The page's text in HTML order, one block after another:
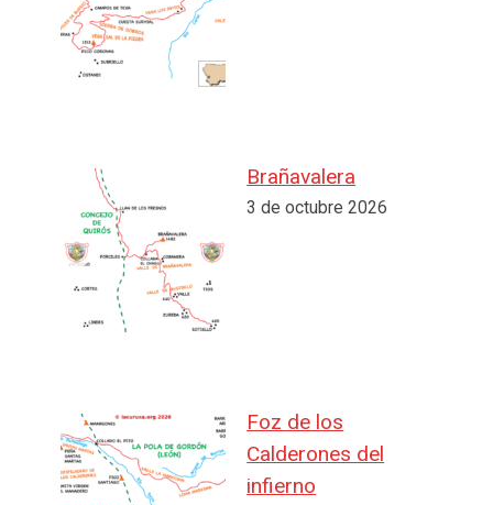
Brañavalera
3 de octubre 2026
Foz de los
Calderones del
infierno